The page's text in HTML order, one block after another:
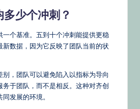
少个冲刺？
一个基准。五到十个冲刺能提供更稳
新数据，因为它反映了团队当前的状
，团队可以避免陷入以指标为导向
务于团队，而不是相反。这种对齐创
发展的环境。